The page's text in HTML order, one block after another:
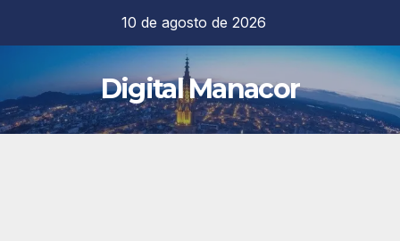
contenido
10 de agosto de 2026
Digital Manacor